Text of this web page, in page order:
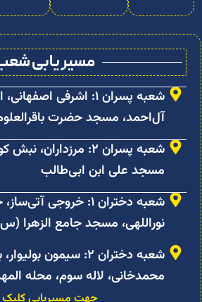
مسیر یابی
شعبه پسران ۱: اشرفی
آل‌احمد، مسجد حضرت
شعبه پسران ۲:
مسجد علی ابن ابی‌طالب
شعبه دختران ۱: خروجی
نوراللهی، مسجد جامع الزهرا
شعبه دختران ۲: سیمون
محمدخانی، لاله سوم، محله